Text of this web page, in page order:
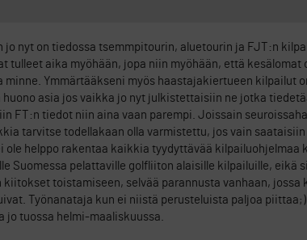
nyt on tiedossa tsemmpitourin, aluetourin ja FJT:n
tulleet aika myöhään, jopa niin myöhään, että
Ymmärtääkseni myös haastajakiertueen kilpailut
asia jos vaikka jo nyt julkistettaisiin ne jotka
FT:n tiedot niin aina vaan parempi. Joissain
tarvitse todellakaan olla varmistettu, jos vain
ole helppo rakentaa kaikkia tyydyttävää kilpailuohjelmaa
Suomessa pelattaville golfliiton alaisille kilpailuille, eikä
toistamiseen, selvää parannusta vanhaan, jossa
Työnanataja kun ei niistä perusteluista paljoa
jo tuossa helmi-maaliskuussa.